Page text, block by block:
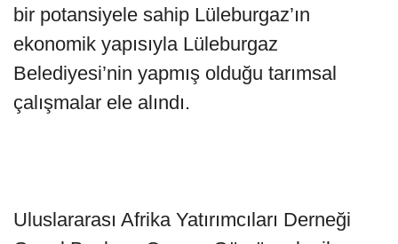
bir potansiyele sahip Lüleburgaz’ın
ekonomik yapısıyla Lüleburgaz
Belediyesi’nin yapmış olduğu tarımsal
çalışmalar ele alındı.
Uluslararası Afrika Yatırımcıları Derneği